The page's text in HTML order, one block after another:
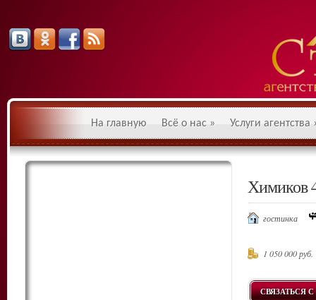
На главную Всё о нас » Услуги агентства
Химиков
гостинка
1 050 000 руб.
СВЯЗАТЬСЯ